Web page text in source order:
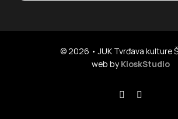
© 2026 • JUK Tvrđava kulture
web by KioskStudio